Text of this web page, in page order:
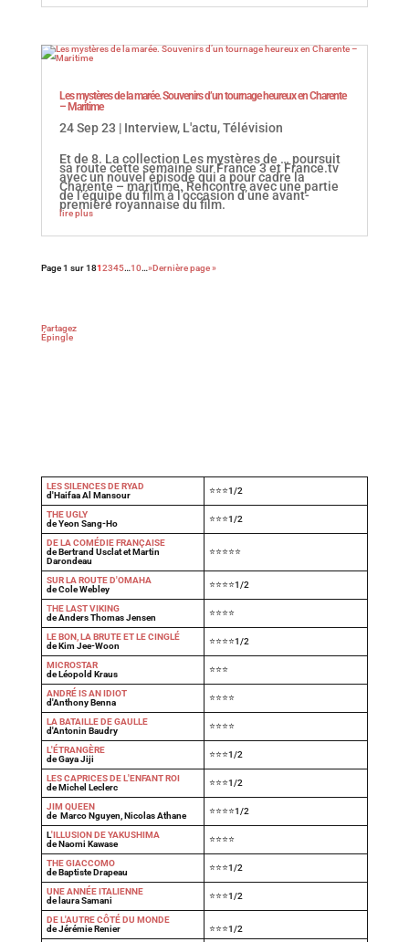
Les mystères de la marée. Souvenirs d’un tournage heureux en Charente
– Maritime
24 Sep 23 | Interview, L'actu,Télévision
Et de 8. La collection Les mystères de … poursuit
sa route cette semaine sur France 3 et France.tv
avec un nouvel épisode qui a pour cadre la
Charente – maritime. Rencontre avec une partie
de l’équipe du film à l’occasion d’une avant-
première royannaise du film.
lire plus
Page 1 sur 181 2345…10…»Dernière page »
Partagez
Épingle
LES SILENCES DE RYAD
d'Haifaa Al Mansour
⭐⭐⭐1/2
THE UGLY
de Yeon Sang-Ho
⭐⭐⭐1/2
DE LA COMÉDIE FRANÇAISE
de Bertrand Usclat et Martin
Darondeau
⭐⭐⭐⭐⭐
SUR LA ROUTE D'OMAHA
de Cole Webley
⭐⭐⭐⭐1/2
THE LAST VIKING
de Anders Thomas Jensen
⭐⭐⭐⭐
LE BON, LA BRUTE ET LE CINGLÉ
de Kim Jee-Woon
⭐⭐⭐⭐1/2
MICROSTAR
de Léopold Kraus
⭐⭐⭐
ANDRÉ IS AN IDIOT
d'Anthony Benna
⭐⭐⭐⭐
LA BATAILLE DE GAULLE
d'Antonin Baudry
⭐⭐⭐⭐
L'ÉTRANGÈRE
de Gaya Jiji
⭐⭐⭐1/2
LES CAPRICES DE L'ENFANT ROI
de Michel Leclerc
⭐⭐⭐1/2
JIM QUEEN
de Marco Nguyen, Nicolas Athane
⭐⭐⭐⭐1/2
L'ILLUSION DE YAKUSHIMA
de Naomi Kawase
⭐⭐⭐⭐
THE GIACCOMO
de Baptiste Drapeau
⭐⭐⭐1/2
UNE ANNÉE ITALIENNE
de laura Samani
⭐⭐⭐1/2
DE L'AUTRE CÔTÉ DU MONDE
de Jérémie Renier
⭐⭐⭐1/2